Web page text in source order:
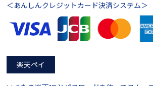
＜あんしんクレジットカード決済システム＞
楽天ペイ